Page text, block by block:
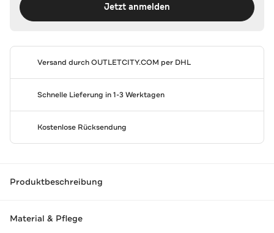
Jetzt anmelden
Versand durchOUTLETCITY.COM per DHL
Schnelle Lieferung in 1-3 Werktagen
Kostenlose Rücksendung
Produktbeschreibung
Material & Pflege